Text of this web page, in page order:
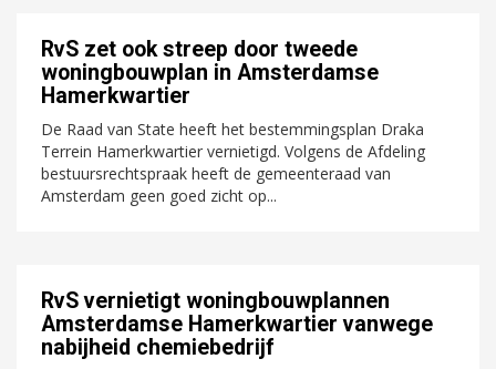
RvS zet ook streep door tweede
woningbouwplan in Amsterdamse
Hamerkwartier
De Raad van State heeft het bestemmingsplan Draka
Terrein Hamerkwartier vernietigd. Volgens de Afdeling
bestuursrechtspraak heeft de gemeenteraad van
Amsterdam geen goed zicht op...
RvS vernietigt woningbouwplannen
Amsterdamse Hamerkwartier vanwege
nabijheid chemiebedrijf